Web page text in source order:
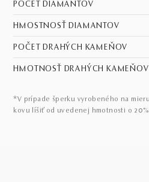
POČET DIAMANTOV
HMOSTNOSŤ DIAMANTOV
POČET DRAHÝCH KAMEŇOV
HMOTNOSŤ DRAHÝCH KAMEŇOV
*V prípade šperku vyrobeného na
kovu líšiť od uvedenej hmotnosti o